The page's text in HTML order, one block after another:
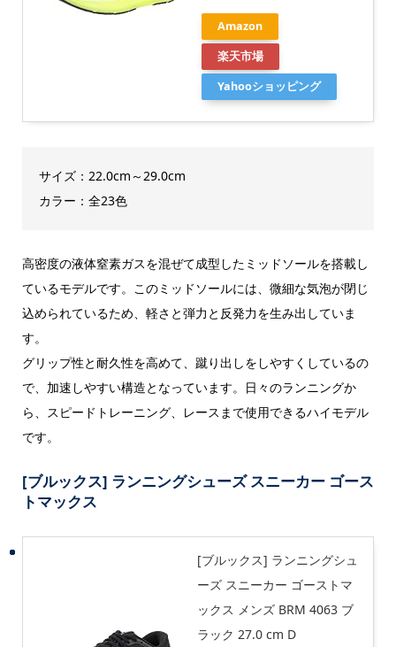
Amazon
楽天市場
Yahooショッピング
サイズ：22.0cm～29.0cm
カラー：全23色
高密度の液体窒素ガスを混ぜて成型したミッドソールを搭載し
ているモデルです。このミッドソールには、微細な気泡が閉じ
込められているため、軽さと弾力と反発力を生み出していま
す。
グリップ性と耐久性を高めて、蹴り出しをしやすくしているの
で、加速しやすい構造となっています。日々のランニングか
ら、スピードトレーニング、レースまで使用できるハイモデル
です。
[ブルックス] ランニングシューズ スニーカー ゴース
トマックス
[ブルックス] ランニングシュ
ーズ スニーカー ゴーストマ
ックス メンズ BRM 4063 ブ
ラック 27.0 cm D